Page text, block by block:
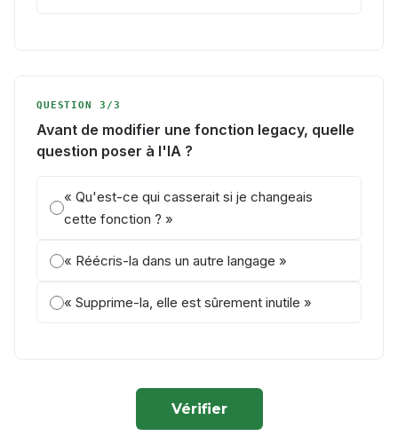
QUESTION 3/3
Avant de modifier une fonction legacy, quelle
question poser à l'IA ?
« Qu'est-ce qui casserait si je changeais
cette fonction ? »
« Réécris-la dans un autre langage »
« Supprime-la, elle est sûrement inutile »
Vérifier